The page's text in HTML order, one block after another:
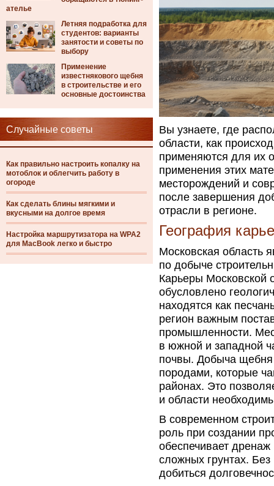
ателье
Летняя подработка для
студентов: варианты
занятости и советы по
выбору
Применение
известнякового щебня
в строительстве и его
основные достоинства
Случайные советы
Как правильно настроить копалку на
мотоблок и облегчить работу в
огороде
Как сделать блины мягкими и
вкусными на долгое время
Настройка маршрутизатора на WPA2
для MacBook легко и быстро
Вы узнаете, где
области, как
применяются для их
применения этих
месторождений и
после завершения
отрасли в регионе.
География
Московская область
по добыче
Карьеры Московской
обусловлено
находятся как
регион важным
промышленности.
в южной и западной
почвы. Добыча щебня
породами, которые
районах. Это
и области
В современном
роль при создании
обеспечивает дренаж
сложных грунтах.
добиться